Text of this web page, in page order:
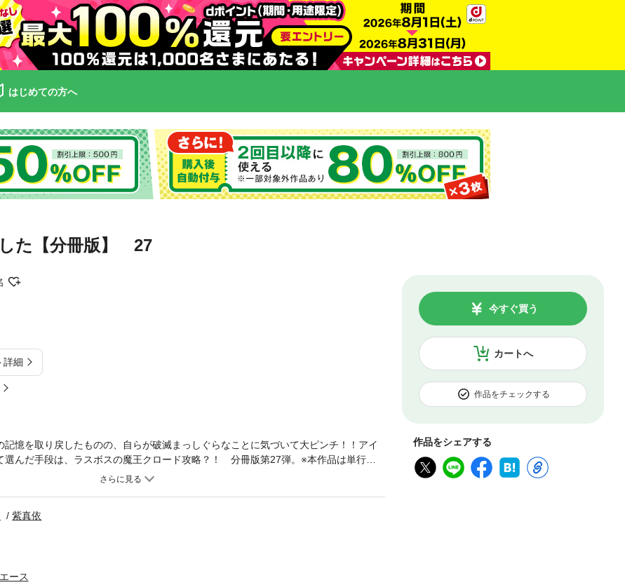
はじめての方へ
た【分冊版】 27
詳細
カートへ
今すぐ買う
作品をチェックする
作品をシェアする
憶を取り戻したものの、自らが破滅まっしぐらなことに気づいて大ピンチ！！アイ
選んだ手段は、ラスボスの魔王クロード攻略？！ 分冊版第27弾。※本作品は単行本
同一のものとなります。重複購入にご注意ください。
紫真依
ース